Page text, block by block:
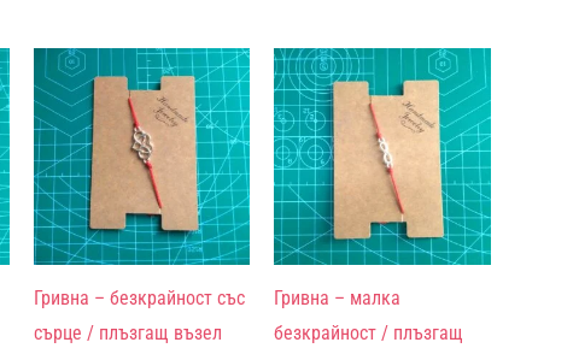
Гривна – безкрайност със
сърце / плъзгащ възел
Гривна – малка
безкрайност / плъзгащ